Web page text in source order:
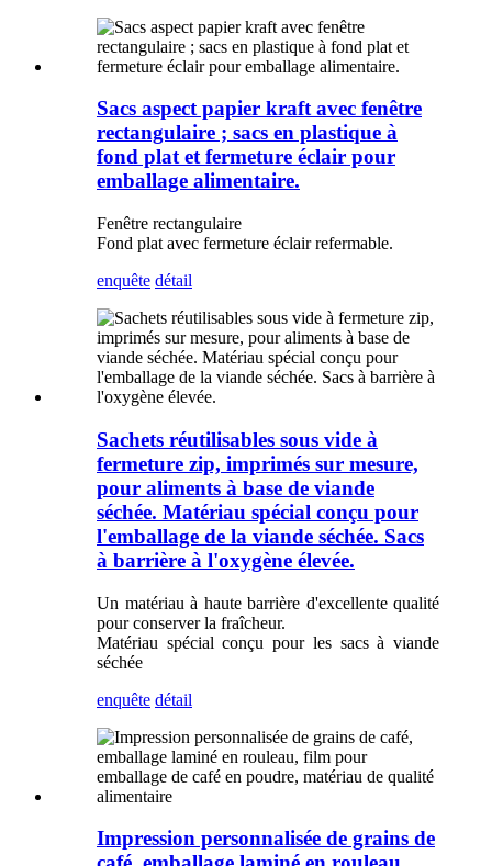
Sacs aspect papier kraft avec fenêtre
rectangulaire ; sacs en plastique à
fond plat et fermeture éclair pour
emballage alimentaire.
Fenêtre rectangulaire
Fond plat avec fermeture éclair refermable.
enquête détail
Sachets réutilisables sous vide à
fermeture zip, imprimés sur mesure,
pour aliments à base de viande
séchée. Matériau spécial conçu pour
l'emballage de la viande séchée. Sacs
à barrière à l'oxygène élevée.
Un matériau à haute barrière d'excellente qualité
pour conserver la fraîcheur.
Matériau spécial conçu pour les sacs à viande
séchée
enquête détail
Impression personnalisée de grains de